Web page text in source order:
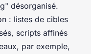
désorganisé.
: listes de cibles
scripts affinés
par exemple,